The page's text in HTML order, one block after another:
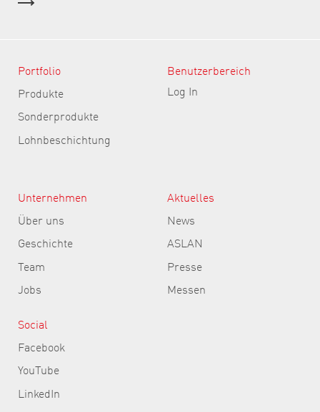
Portfolio
Produkte
Sonderprodukte
Lohnbeschichtung
Benutzerbereich
Log In
Unternehmen
Über uns
Geschichte
Team
Jobs
Aktuelles
News
ASLAN
Presse
Messen
Social
Facebook
YouTube
LinkedIn